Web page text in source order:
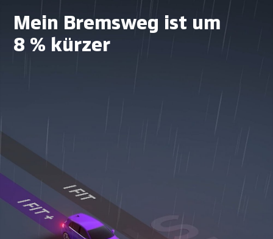
Mein Bremsweg ist um
8 % kürzer